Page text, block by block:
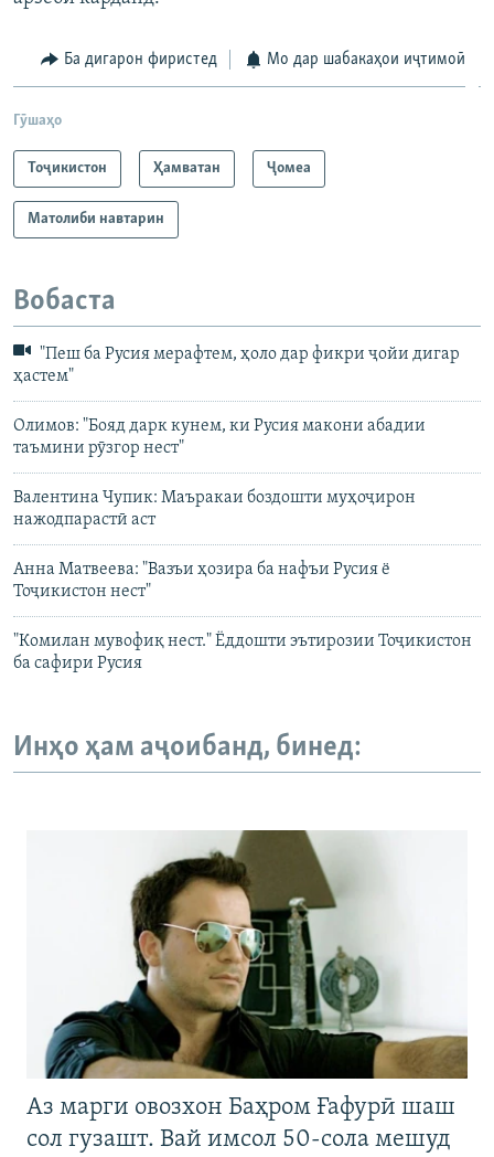
Ба дигарон фиристед Мо дар шабакаҳои иҷтимоӣ
Гӯшаҳо
Тоҷикистон Ҳамватан Ҷомeа
Матолиби навтарин
Вобаста
"Пеш ба Русия мерафтем, ҳоло дар фикри ҷойи дигар
ҳастем"
Олимов: "Бояд дарк кунем, ки Русия макони абадии
таъмини рӯзгор нест"
Валентина Чупик: Маъракаи боздошти муҳоҷирон
нажодпарастӣ аст
Анна Матвеева: "Вазъи ҳозира ба нафъи Русия ё
Тоҷикистон нест"
"Комилан мувофиқ нест." Ёддошти эътирозии Тоҷикистон
ба сафири Русия
Инҳо ҳам аҷоибанд, бинед:
Аз марги овозхон Баҳром Ғафурӣ шаш
сол гузашт. Вай имсол 50-сола мешуд